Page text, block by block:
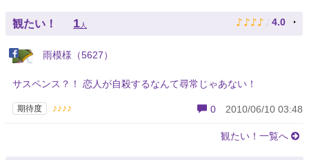
観たい！ 1人 ♪ ♪ ♪ ♪ ♪ 4.0
雨模様（5627）
サスペンス？！ 恋人が自殺するなんて尋常じゃあない！
期待度 ♪♪♪♪ 0 2010/06/10 03:48
観たい！一覧へ